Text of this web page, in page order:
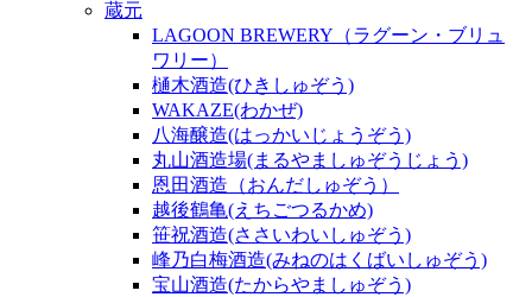
蔵元
LAGOON BREWERY（ラグーン・ブリュ
ワリー）
樋木酒造(ひきしゅぞう)
WAKAZE(わかぜ)
八海醸造(はっかいじょうぞう)
丸山酒造場(まるやましゅぞうじょう)
恩田酒造（おんだしゅぞう）
越後鶴亀(えちごつるかめ)
笹祝酒造(ささいわいしゅぞう)
峰乃白梅酒造(みねのはくばいしゅぞう)
宝山酒造(たからやましゅぞう)